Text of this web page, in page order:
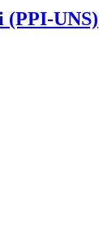
(PPI-UNS)